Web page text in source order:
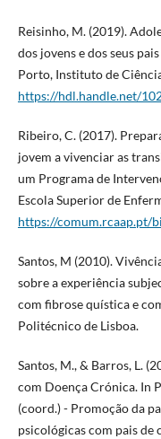
Reisinho, M. (2019).
dos jovens e dos seus
Porto, Instituto de
https://hdl.handle.net/
Ribeiro, C. (2017).
jovem a vivenciar as
um Programa de
Escola Superior de
https://comum.rcaap.pt/
Santos, M (2010).
sobre a experiência
com fibrose quística e
Politécnico de Lisboa.
Santos, M., & Barros, L.
com Doença Crónica. In
(coord.) - Promoção da
psicológicas com pais de